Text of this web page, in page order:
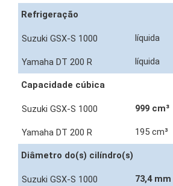
Refrigeração
líquida
líquida
Capacidade cúbica
999 cm³
195 cm³
Diâmetro do(s) cilíndro(s)
73,4 mm